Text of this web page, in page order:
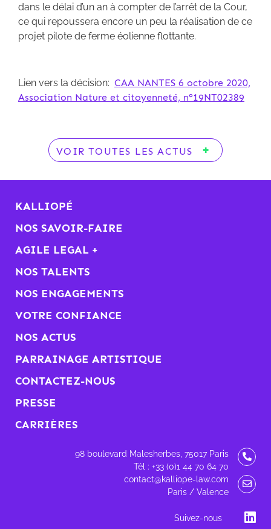
dans le délai d’un an à compter de l’arrêt de la Cour,
ce qui repoussera encore un peu la réalisation de ce
projet pilote de ferme éolienne flottante.
Lien vers la décision: CAA NANTES 6 octobre 2020,
Association Nature et citoyenneté, n°19NT02389
VOIR TOUTES LES ACTUS
KALLIOPÉ
NOS SAVOIR-FAIRE
AGILE LEGAL +
NOS TALENTS
NOS ENGAGEMENTS
VOTRE CONFIANCE
NOS ACTUS
PARRAINAGE ARTISTIQUE
CONTACTEZ-NOUS
PRESSE
CARRIÈRES
98 boulevard Malesherbes, 75017 Paris
Tél : +33 (0)1 44 70 64 70
contact@kalliope-law.com
Paris / Valence
Suivez-nous